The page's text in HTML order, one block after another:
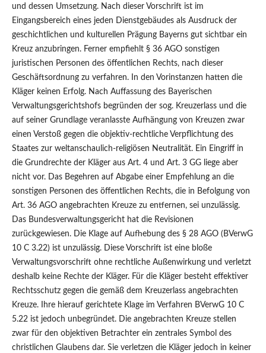
und dessen Umsetzung. Nach dieser Vorschrift ist im
Eingangsbereich eines jeden Dienstgebäudes als Ausdruck der
geschichtlichen und kulturellen Prägung Bayerns gut sichtbar ein
Kreuz anzubringen. Ferner empfiehlt § 36 AGO sonstigen
juristischen Personen des öffentlichen Rechts, nach dieser
Geschäftsordnung zu verfahren. In den Vorinstanzen hatten die
Kläger keinen Erfolg. Nach Auffassung des Bayerischen
Verwaltungsgerichtshofs begründen der sog. Kreuzerlass und die
auf seiner Grundlage veranlasste Aufhängung von Kreuzen zwar
einen Verstoß gegen die objektiv-rechtliche Verpflichtung des
Staates zur weltanschaulich-religiösen Neutralität. Ein Eingriff in
die Grundrechte der Kläger aus Art. 4 und Art. 3 GG liege aber
nicht vor. Das Begehren auf Abgabe einer Empfehlung an die
sonstigen Personen des öffentlichen Rechts, die in Befolgung von
Art. 36 AGO angebrachten Kreuze zu entfernen, sei unzulässig.
Das Bundesverwaltungsgericht hat die Revisionen
zurückgewiesen. Die Klage auf Aufhebung des § 28 AGO (BVerwG
10 C 3.22) ist unzulässig. Diese Vorschrift ist eine bloße
Verwaltungsvorschrift ohne rechtliche Außenwirkung und verletzt
deshalb keine Rechte der Kläger. Für die Kläger besteht effektiver
Rechtsschutz gegen die gemäß dem Kreuzerlass angebrachten
Kreuze. Ihre hierauf gerichtete Klage im Verfahren BVerwG 10 C
5.22 ist jedoch unbegründet. Die angebrachten Kreuze stellen
zwar für den objektiven Betrachter ein zentrales Symbol des
christlichen Glaubens dar. Sie verletzen die Kläger jedoch in keiner